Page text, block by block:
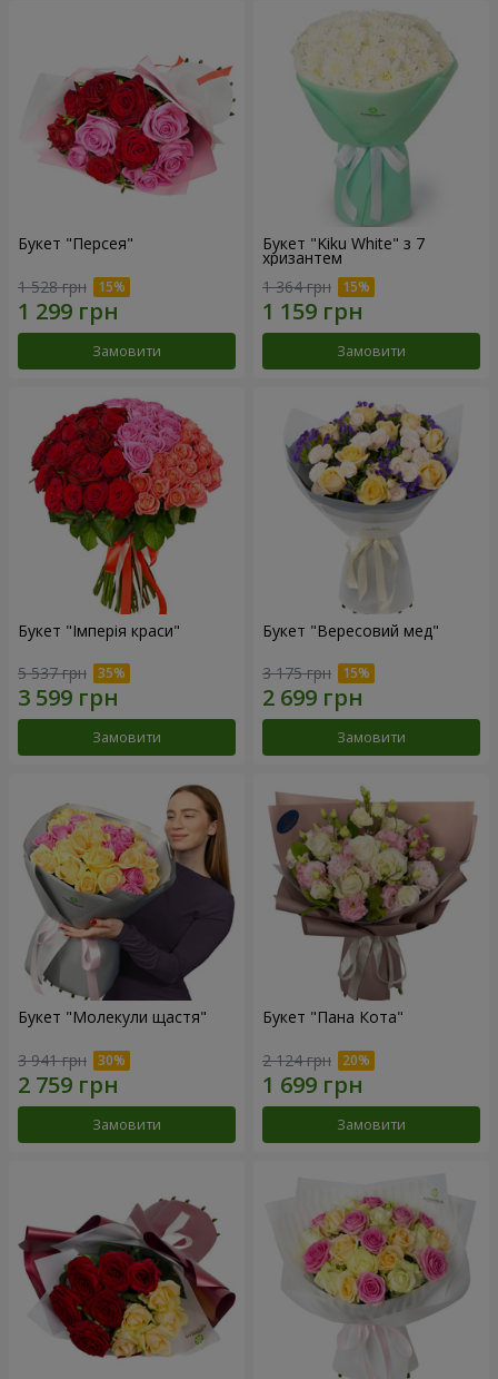
Букет "Персея"
1 528 грн
Замовити
Букет "Kiku White" з 7
хризантем
1 364 грн
Замовити
Букет "Імперія краси"
5 537 грн
Замовити
Букет "Вересовий мед"
3 175 грн
Замовити
Букет "Молекули щастя"
3 941 грн
Замовити
Букет "Пана Кота"
2 124 грн
Замовити